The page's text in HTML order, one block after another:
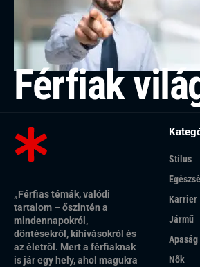
Férfiak
„Férfias témák, valódi
tartalom – őszintén a
mindennapokról,
döntésekről, kihívásokról és
az életről. Mert a férfiaknak
is jár egy hely, ahol magukra
Stílus
Karrier
Jármű
Apaság
Nők